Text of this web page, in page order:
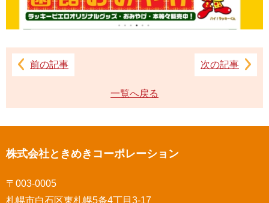
前の記事 次の記事
一覧へ戻る
株式会社ときめきコーポレーション
〒003-0005
札幌市白石区東札幌5条4丁目3-17